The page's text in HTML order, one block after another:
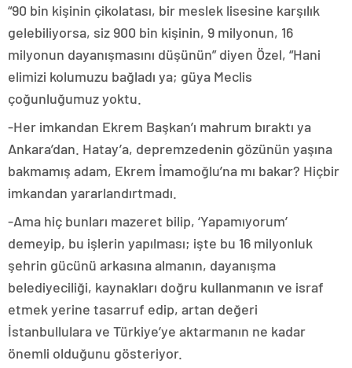
“90 bin kişinin çikolatası, bir meslek lisesine karşılık
gelebiliyorsa, siz 900 bin kişinin, 9 milyonun, 16
milyonun dayanışmasını düşünün” diyen Özel, “Hani
elimizi kolumuzu bağladı ya; güya Meclis
çoğunluğumuz yoktu.
-Her imkandan Ekrem Başkan’ı mahrum bıraktı ya
Ankara’dan. Hatay’a, depremzedenin gözünün yaşına
bakmamış adam, Ekrem İmamoğlu’na mı bakar? Hiçbir
imkandan yararlandırtmadı.
-Ama hiç bunları mazeret bilip, ‘Yapamıyorum’
demeyip, bu işlerin yapılması; işte bu 16 milyonluk
şehrin gücünü arkasına almanın, dayanışma
belediyeciliği, kaynakları doğru kullanmanın ve israf
etmek yerine tasarruf edip, artan değeri
İstanbullulara ve Türkiye’ye aktarmanın ne kadar
önemli olduğunu gösteriyor.